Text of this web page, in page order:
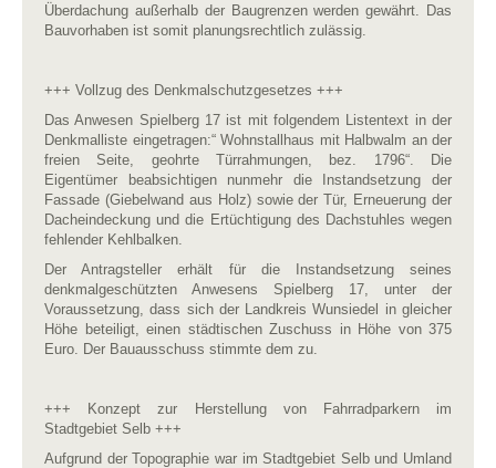
Überdachung außerhalb der Baugrenzen werden gewährt. Das
Bauvorhaben ist somit planungsrechtlich zulässig.
+++ Vollzug des Denkmalschutzgesetzes +++
Das Anwesen Spielberg 17 ist mit folgendem Listentext in der
Denkmalliste eingetragen:“ Wohnstallhaus mit Halbwalm an der
freien Seite, geohrte Türrahmungen, bez. 1796“. Die
Eigentümer beabsichtigen nunmehr die Instandsetzung der
Fassade (Giebelwand aus Holz) sowie der Tür, Erneuerung der
Dacheindeckung und die Ertüchtigung des Dachstuhles wegen
fehlender Kehlbalken.
Der Antragsteller erhält für die Instandsetzung seines
denkmalgeschützten Anwesens Spielberg 17, unter der
Voraussetzung, dass sich der Landkreis Wunsiedel in gleicher
Höhe beteiligt, einen städtischen Zuschuss in Höhe von 375
Euro. Der Bauausschuss stimmte dem zu.
+++ Konzept zur Herstellung von Fahrradparkern im
Stadtgebiet Selb +++
Aufgrund der Topographie war im Stadtgebiet Selb und Umland